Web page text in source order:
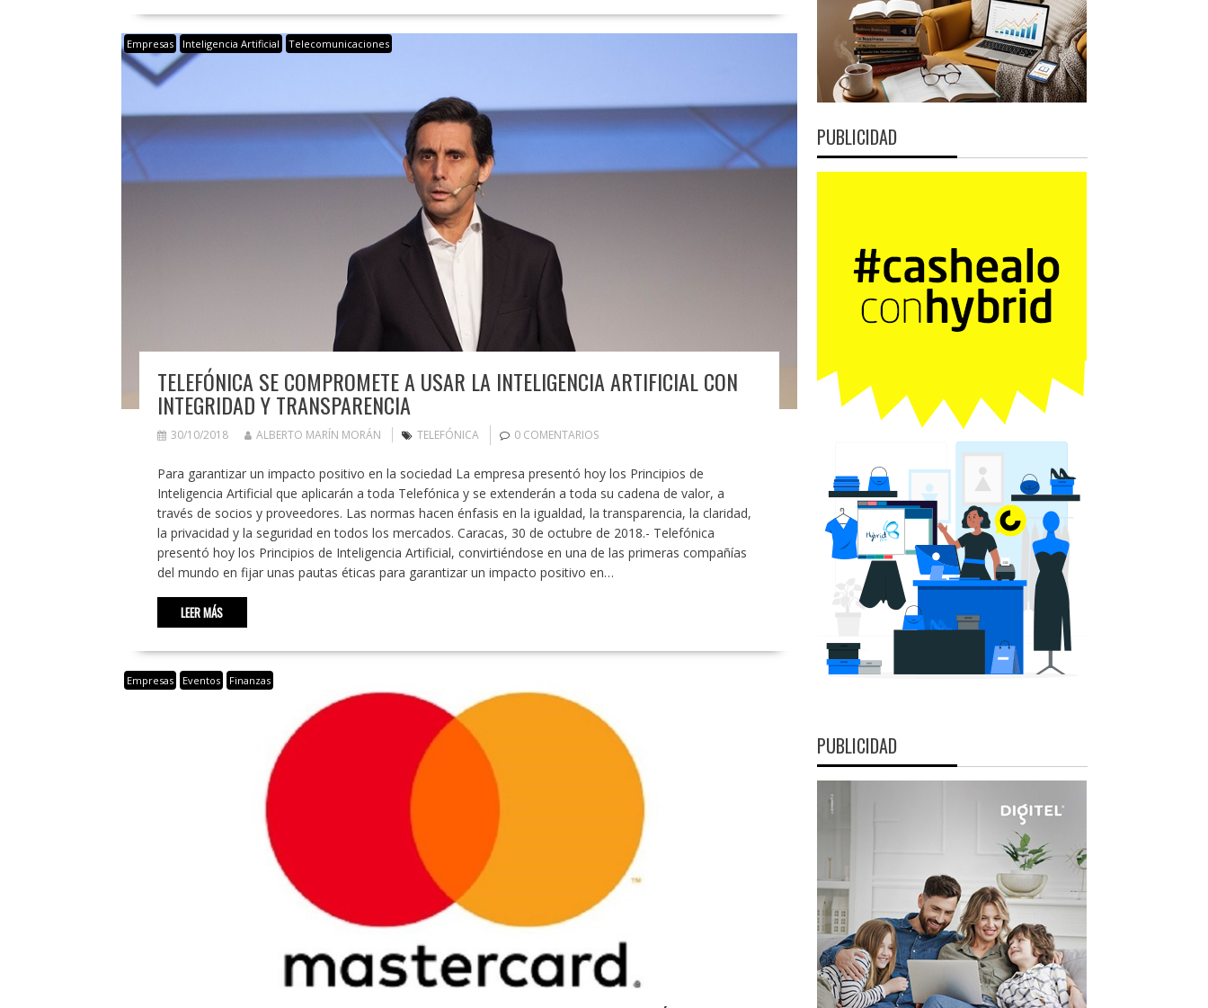
Empresas Inteligencia Artificial Telecomunicaciones
TELEFÓNICA SE COMPROMETE A USAR LA INTELIGENCIA ARTIFICIAL CON
INTEGRIDAD Y TRANSPARENCIA
30/10/2018 ALBERTO MARÍN MORÁN TELEFÓNICA 0 COMENTARIOS
Para garantizar un impacto positivo en la sociedad La empresa presentó hoy los Principios de
Inteligencia Artificial que aplicarán a toda Telefónica y se extenderán a toda su cadena de valor, a
través de socios y proveedores. Las normas hacen énfasis en la igualdad, la transparencia, la claridad,
la privacidad y la seguridad en todos los mercados. Caracas, 30 de octubre de 2018.- Telefónica
presentó hoy los Principios de Inteligencia Artificial, convirtiéndose en una de las primeras compañías
del mundo en fijar unas pautas éticas para garantizar un impacto positivo en…
LEER MÁS
Empresas Eventos Finanzas
PUBLICIDAD
PUBLICIDAD